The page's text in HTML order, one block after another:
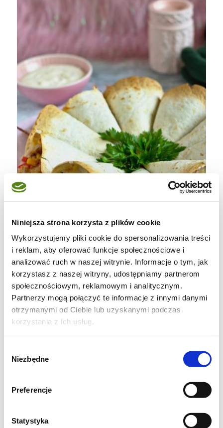
Niniejsza strona korzysta z plików cookie
Wykorzystujemy pliki cookie do spersonalizowania treści
i reklam, aby oferować funkcje społecznościowe i
analizować ruch w naszej witrynie. Informacje o tym, jak
korzystasz z naszej witryny, udostępniamy partnerom
społecznościowym, reklamowym i analitycznym.
Partnerzy mogą połączyć te informacje z innymi danymi
otrzymanymi od Ciebie lub uzyskanymi podczas
korzystania z ich usług.
zgody
Niezbędne
Preferencje
Statystyka